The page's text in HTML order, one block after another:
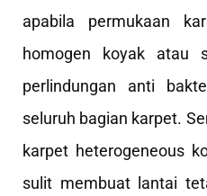
apabila permukaan
homogen koyak atau
perlindungan anti
seluruh bagian karpet.
karpet heterogeneous
sulit membuat lantai